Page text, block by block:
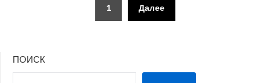
1 Далее
ПОИСК